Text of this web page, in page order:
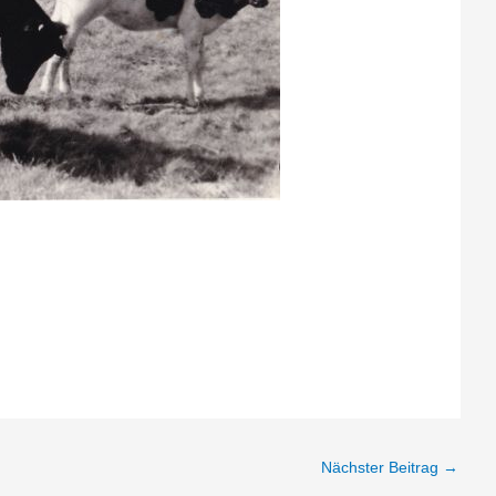
Nächster Beitrag →